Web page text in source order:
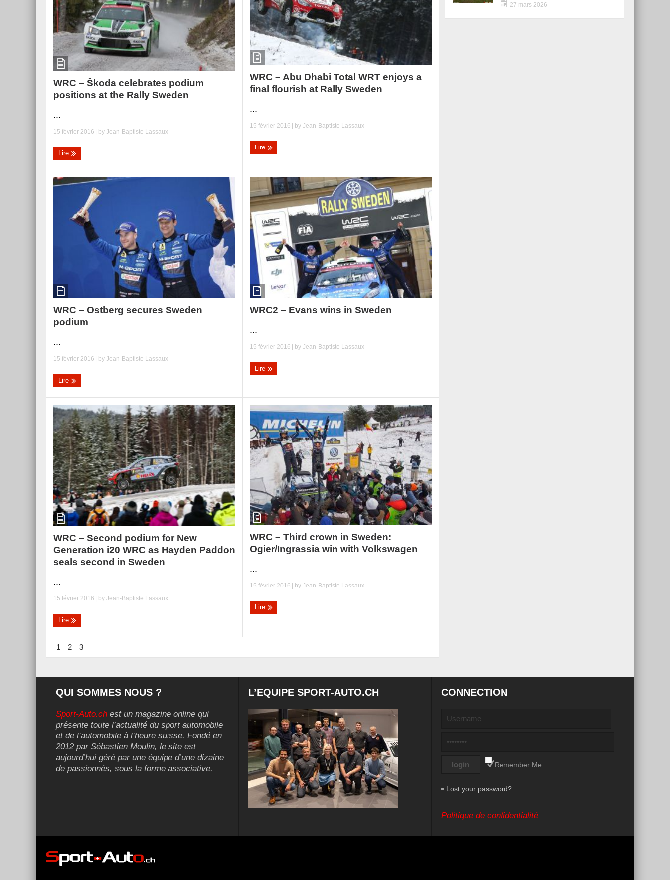
WRC – Škoda celebrates podium
positions at the Rally Sweden
...
15 février 2016 | by Jean-Baptiste Lassaux
Lire
WRC – Abu Dhabi Total WRT enjoys a
final flourish at Rally Sweden
...
15 février 2016 | byJean-Baptiste Lassaux
Lire
WRC – Ostberg secures Sweden
podium
...
15 février 2016 | by Jean-Baptiste Lassaux
Lire
WRC2 – Evans wins in Sweden
...
15 février 2016 | byJean-Baptiste Lassaux
Lire
WRC – Second podium for New
Generation i20 WRC as Hayden Paddon
seals second in Sweden
...
15 février 2016 | by Jean-Baptiste Lassaux
Lire
WRC – Third crown in Sweden:
Ogier/Ingrassia win with Volkswagen
...
15 février 2016 | byJean-Baptiste Lassaux
Lire
1 2 3
27 mars 2026
QUI SOMMES NOUS ?
Sport-Auto.ch est un magazine online qui
présente toute l’actualité du sport automobile
et de l’automobile à l’heure suisse. Fondé en
2012 par Sébastien Moulin, le site est
aujourd’hui géré par une équipe d’une dizaine
de passionnés, sous la forme associative.
L’EQUIPE SPORT-AUTO.CH CONNECTION
Remember Me
Lost your password?
Politique de confidentialité